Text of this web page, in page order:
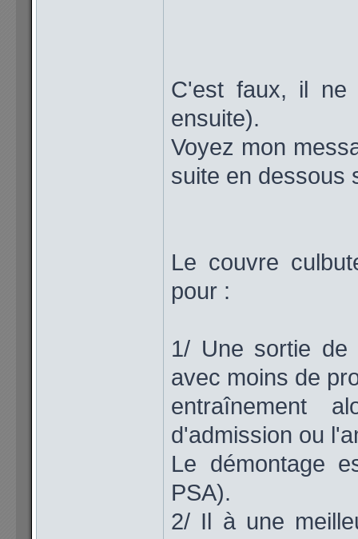
C'est faux, il ne
ensuite).
Voyez mon
suite en dessous
Le couvre
pour :
1/ Une sortie de
avec moins de
entraînement
d'admission ou
Le démontage
PSA).
2/ Il à une